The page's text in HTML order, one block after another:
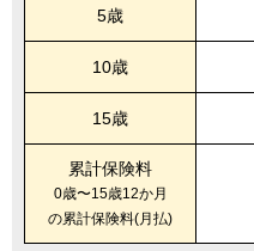
5歳
10歳
15歳
累計保険料
0歳〜15歳12か月
の累計保険料(月払)